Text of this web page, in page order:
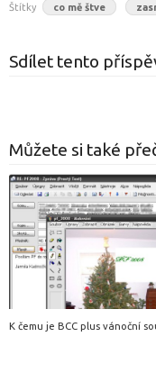
Štítky co mě štve
Sdílet tento
Můžete si také
K čemu je BCC plus vánoční